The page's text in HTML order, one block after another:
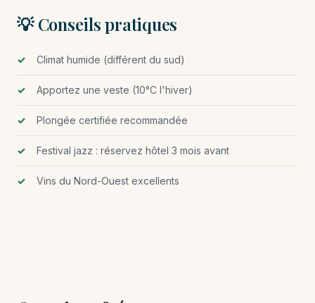
💡 Conseils pratiques
Climat humide (différent du sud)
Apportez une veste (10°C l'hiver)
Plongée certifiée recommandée
Festival jazz : réservez hôtel 3 mois avant
Vins du Nord-Ouest excellents